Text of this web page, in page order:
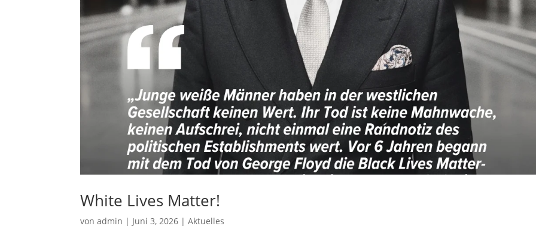
White Lives Matter!
vonadmin | Juni 3, 2026 |Aktuelles